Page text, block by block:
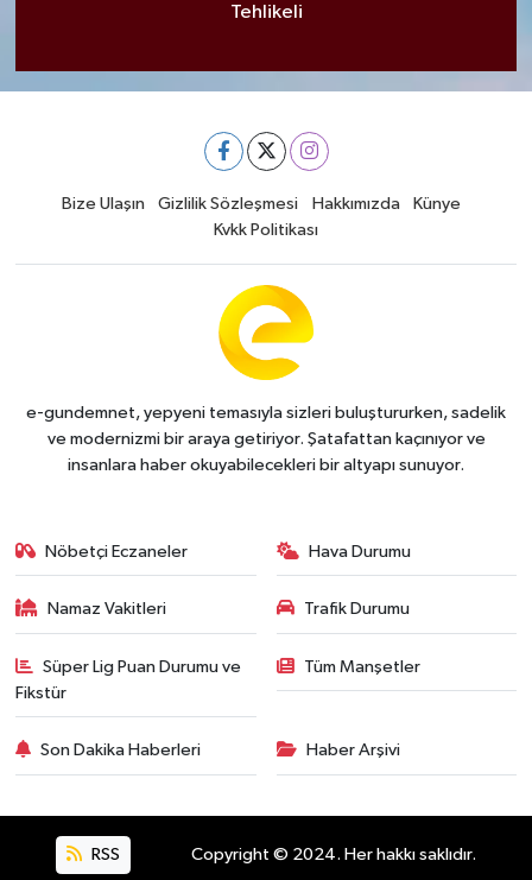
Tehlikeli
Bize Ulaşın Gizlilik Sözleşmesi Hakkımızda
Künye
Kvkk Politikası
e-gundemnet, yepyeni temasıyla sizleri buluştururken, sadelik
ve modernizmi bir araya getiriyor. Şatafattan kaçınıyor ve
insanlara haber okuyabilecekleri bir altyapı sunuyor.
Nöbetçi Eczaneler Hava Durumu
Namaz Vakitleri Trafik Durumu
Süper Lig Puan Durumu ve
Fikstür
Tüm Manşetler
Son Dakika Haberleri Haber Arşivi
RSS Copyright © 2024. Her hakkı saklıdır.